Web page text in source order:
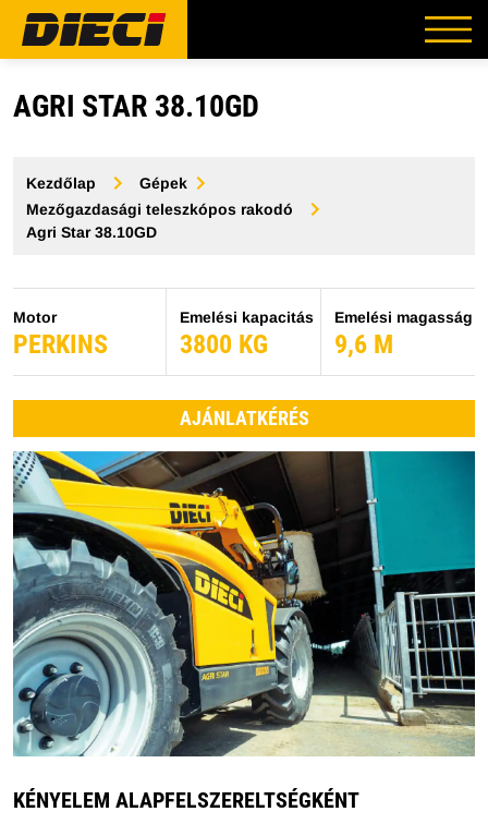
AGRI STAR 38.10GD
Kezdőlap
Gépek
Mezőgazdasági teleszkópos rakodó
Agri Star 38.10GD
Motor
PERKINS
Emelési kapacitás
3800 KG
Emelési magasság
9,6 M
AJÁNLATKÉRÉS
KÉNYELEM ALAPFELSZERELTSÉGKÉNT